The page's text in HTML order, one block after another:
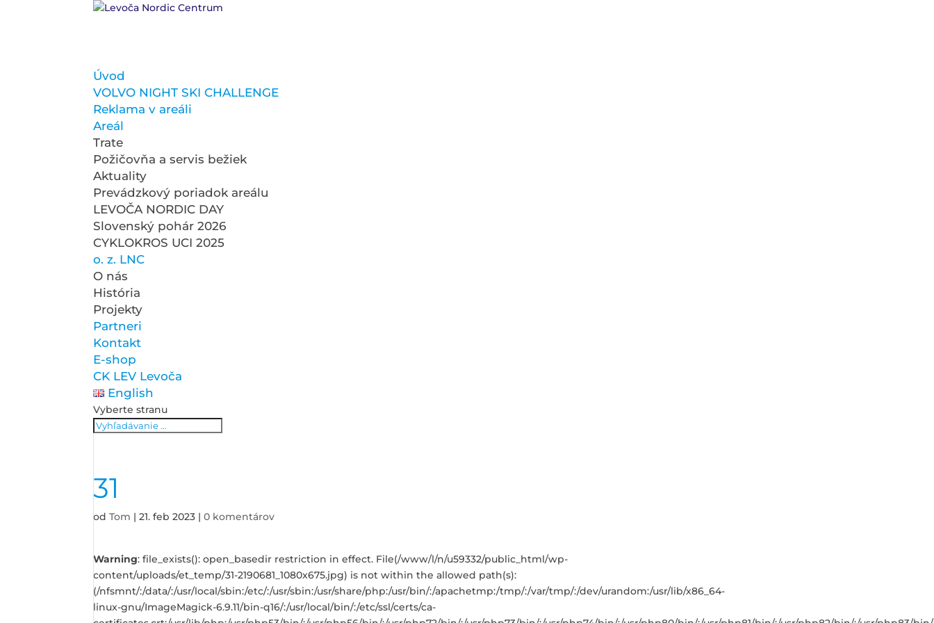
Úvod
VOLVO NIGHT SKI CHALLENGE
Reklama v areáli
Areál
Trate
Požičovňa a servis bežiek
Aktuality
Prevádzkový poriadok areálu
LEVOČA NORDIC DAY
Slovenský pohár 2026
CYKLOKROS UCI 2025
o. z. LNC
O nás
História
Projekty
Partneri
Kontakt
E-shop
CK LEV Levoča
English
Vyberte stranu
31
odTom |21. feb 2023 |0 komentárov
Warning: file_exists(): open_basedir restriction in effect. File(/www/l/n/u59332/public_html/wp-
content/uploads/et_temp/31-2190681_1080x675.jpg) is not within the allowed path(s):
(/nfsmnt/:/data/:/usr/local/sbin:/etc/:/usr/sbin:/usr/share/php:/usr/bin/:/apachetmp:/tmp/:/var/tmp/:/dev/urandom:/usr/lib/x86_64-
linux-gnu/ImageMagick-6.9.11/bin-q16/:/usr/local/bin/:/etc/ssl/certs/ca-